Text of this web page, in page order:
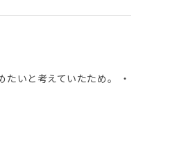
いと考えていたため。 ・